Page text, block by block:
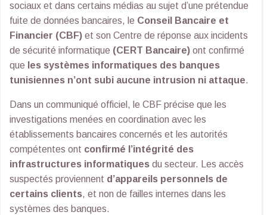
sociaux et dans certains médias au sujet d’une prétendue
fuite de données bancaires, le Conseil Bancaire et
Financier (CBF) et son Centre de réponse aux incidents
de sécurité informatique (CERT Bancaire) ont confirmé
que les systèmes informatiques des banques
tunisiennes n’ont subi aucune intrusion ni attaque.
Dans un communiqué officiel, le CBF précise que les
investigations menées en coordination avec les
établissements bancaires concernés et les autorités
compétentes ont confirmé l’intégrité des
infrastructures informatiques du secteur. Les accès
suspectés proviennent d’appareils personnels de
certains clients, et non de failles internes dans les
systèmes des banques.